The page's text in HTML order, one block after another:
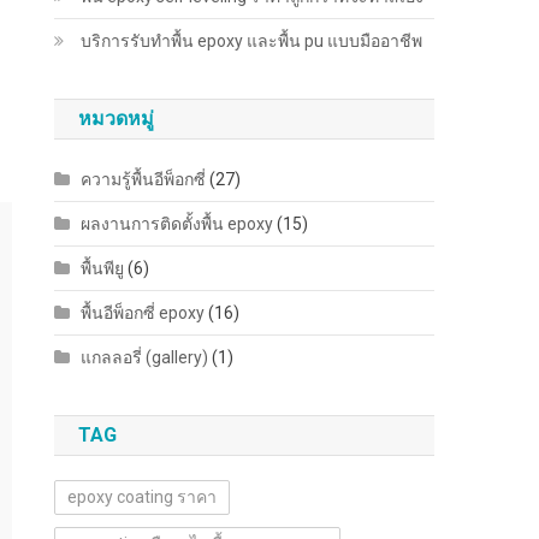
บริการรับทำพื้น epoxy และพื้น pu แบบมืออาชีพ
หมวดหมู่
ความรู้พื้นอีพ็อกซี่ (27)
ผลงานการติดตั้งพื้น epoxy(15)
พื้นพียู (6)
พื้นอีพ็อกซี่ epoxy(16)
แกลลอรี่ (gallery) (1)
TAG
epoxy coating ราคา